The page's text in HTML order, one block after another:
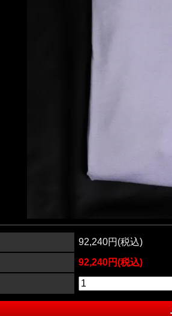
92,240円(税込)
92,240円(税込)